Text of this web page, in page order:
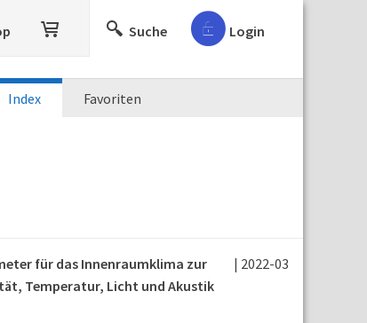
Suche Login
Index Favoriten
für das Innenraumklima zur
Temperatur, Licht und Akustik
| 2022-03